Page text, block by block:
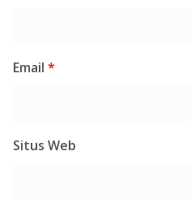
Email *
Situs Web